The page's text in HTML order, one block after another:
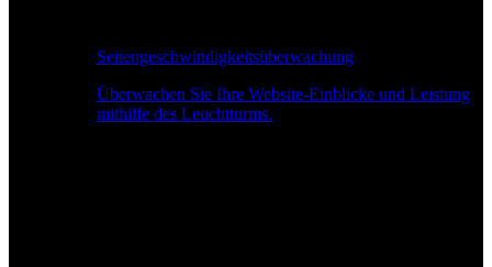
Seitengeschwindigkeitsüberwachung
Überwachen Sie Ihre Website-Einblicke und Leistung
mithilfe des Leuchtturms.